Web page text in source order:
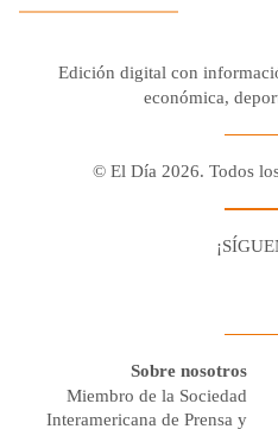
Edición digital con
económica,
© El Día 2026. Todos
Sobre nosotros
Miembro de la Sociedad
Interamericana de Prensa y